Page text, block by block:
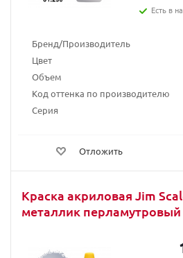
Бренд/Производитель
Цвет
Объем
Код оттенка по производителю
Серия
Отложить
Есть в
Краска акриловая Jim
металлик